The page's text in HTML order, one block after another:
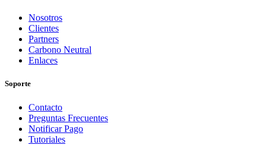
Nosotros
Clientes
Partners
Carbono Neutral
Enlaces
Soporte
Contacto
Preguntas Frecuentes
Notificar Pago
Tutoriales